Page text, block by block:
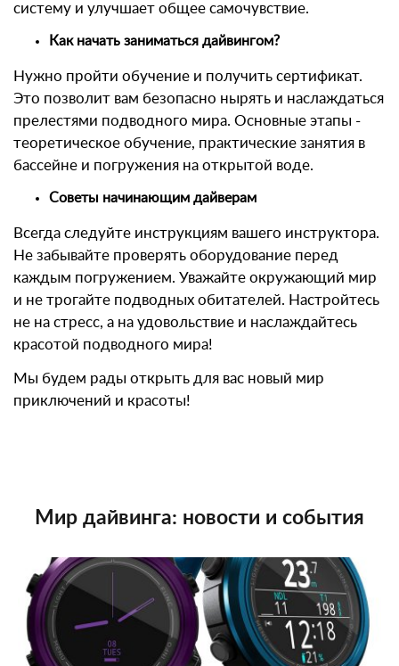
систему и улучшает общее самочувствие.
Как начать заниматься дайвингом?
Нужно пройти обучение и получить сертификат.
Это позволит вам безопасно нырять и наслаждаться
прелестями подводного мира. Основные этапы -
теоретическое обучение, практические занятия в
бассейне и погружения на открытой воде.
Советы начинающим дайверам
Всегда следуйте инструкциям вашего инструктора.
Не забывайте проверять оборудование перед
каждым погружением. Уважайте окружающий мир
и не трогайте подводных обитателей. Настройтесь
не на стресс, а на удовольствие и наслаждайтесь
красотой подводного мира!
Мы будем рады открыть для вас новый мир
приключений и красоты!
Мир дайвинга: новости и события